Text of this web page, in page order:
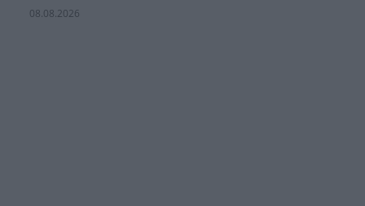
08.08.2026